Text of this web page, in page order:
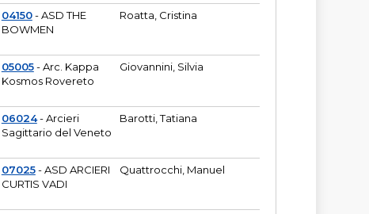
04150- ASD THE
BOWMEN
Roatta, Cristina
05005- Arc. Kappa
Kosmos Rovereto
Giovannini, Silvia
06024- Arcieri
Sagittario del Veneto
Barotti, Tatiana
07025- ASD ARCIERI
CURTIS VADI
Quattrocchi, Manuel